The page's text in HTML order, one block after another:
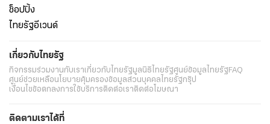
ช็อปปิ้ง
ไทยรัฐอีเวนต์
เกี่ยวกับไทยรัฐ
กิจกรรมร่วมงานกับเราเกี่ยวกับไทยรัฐมูลนิธิไทยรัฐศูนย์ข้อมูลไทยรัฐFAQ
ศูนย์ช่วยเหลือนโยบายคุ้มครองข้อมูลส่วนบุคคลไทยรัฐกรุ๊ป
เงื่อนไขข้อตกลงการใช้บริการติดต่อเราติดต่อโฆษณา
ติดตามเราได้ที่